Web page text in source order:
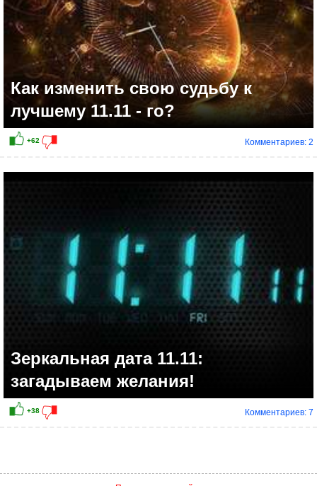
Как изменить свою судьбу к
лучшему 11.11 - го?
Комментариев: 2
Зеркальная дата 11.11:
загадываем желания!
Комментариев: 7